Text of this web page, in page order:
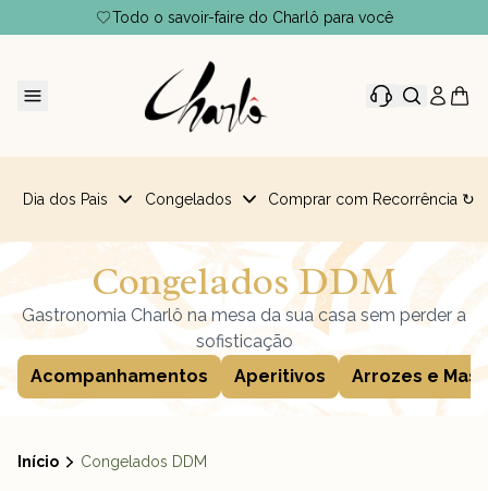
Todo o savoir-faire do Charlô para você
Dia dos Pais Congelados Comprar com Recorrência ↻
Congelados DDM
Gastronomia Charlô na mesa da sua casa sem perder a
sofisticação
Acompanhamentos
Aperitivos Arrozes e
Início Congelados DDM